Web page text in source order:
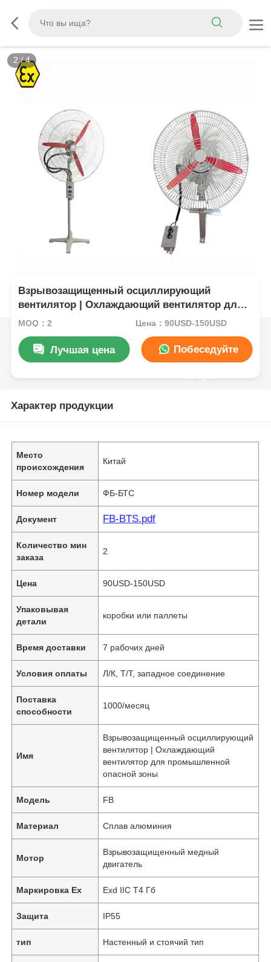
2 /4
Взрывозащищенный осциллирующий
вентилятор | Охлаждающий вентилятор для
промышленной опасной зоны
MOQ：2 Цена：90USD-150USD
Лучшая цена Побеседуйте
Характер продукции
Место
происхождения
Китай
Номер модели ФБ-БТС
Документ FB-BTS.pdf
Количество мин
заказа
2
Цена 90USD-150USD
Упаковывая
детали
коробки или паллеты
Время доставки 7 рабочих дней
Условия оплаты Л/К, Т/Т, западное соединение
Поставка
способности
1000/месяц
Имя
Взрывозащищенный осциллирующий
вентилятор | Охлаждающий
вентилятор для промышленной
опасной зоны
Модель FB
Материал Сплав алюминия
Мотор
Взрывозащищенный медный
двигатель
Маркировка Ex Exd IIC T4 Гб
Защита IP55
тип Настенный и стоячий тип